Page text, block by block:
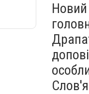
Новий